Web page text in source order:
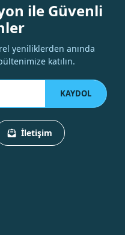
ile Güvenli
yeniliklerden anında
katılın.
KAYDOL
İletişim